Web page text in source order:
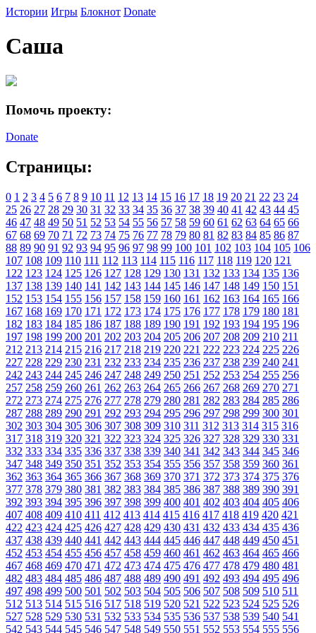
Истории Игры Блокнот Donate
Саша
Помочь проекту:
Donate
Страницы:
0 1 2 3 4 5 6 7 8 9 10 11 12 13 14 15 16 17 18 19 20 21 22 23 24
25 26 27 28 29 30 31 32 33 34 35 36 37 38 39 40 41 42 43 44 45
46 47 48 49 50 51 52 53 54 55 56 57 58 59 60 61 62 63 64 65 66
67 68 69 70 71 72 73 74 75 76 77 78 79 80 81 82 83 84 85 86 87
88 89 90 91 92 93 94 95 96 97 98 99 100 101 102 103 104 105 106
107 108 109 110 111 112 113 114 115 116 117 118 119 120 121
122 123 124 125 126 127 128 129 130 131 132 133 134 135 136
137 138 139 140 141 142 143 144 145 146 147 148 149 150 151
152 153 154 155 156 157 158 159 160 161 162 163 164 165 166
167 168 169 170 171 172 173 174 175 176 177 178 179 180 181
182 183 184 185 186 187 188 189 190 191 192 193 194 195 196
197 198 199 200 201 202 203 204 205 206 207 208 209 210 211
212 213 214 215 216 217 218 219 220 221 222 223 224 225 226
227 228 229 230 231 232 233 234 235 236 237 238 239 240 241
242 243 244 245 246 247 248 249 250 251 252 253 254 255 256
257 258 259 260 261 262 263 264 265 266 267 268 269 270 271
272 273 274 275 276 277 278 279 280 281 282 283 284 285 286
287 288 289 290 291 292 293 294 295 296 297 298 299 300 301
302 303 304 305 306 307 308 309 310 311 312 313 314 315 316
317 318 319 320 321 322 323 324 325 326 327 328 329 330 331
332 333 334 335 336 337 338 339 340 341 342 343 344 345 346
347 348 349 350 351 352 353 354 355 356 357 358 359 360 361
362 363 364 365 366 367 368 369 370 371 372 373 374 375 376
377 378 379 380 381 382 383 384 385 386 387 388 389 390 391
392 393 394 395 396 397 398 399 400 401 402 403 404 405 406
407 408 409 410 411 412 413 414 415 416 417 418 419 420 421
422 423 424 425 426 427 428 429 430 431 432 433 434 435 436
437 438 439 440 441 442 443 444 445 446 447 448 449 450 451
452 453 454 455 456 457 458 459 460 461 462 463 464 465 466
467 468 469 470 471 472 473 474 475 476 477 478 479 480 481
482 483 484 485 486 487 488 489 490 491 492 493 494 495 496
497 498 499 500 501 502 503 504 505 506 507 508 509 510 511
512 513 514 515 516 517 518 519 520 521 522 523 524 525 526
527 528 529 530 531 532 533 534 535 536 537 538 539 540 541
542 543 544 545 546 547 548 549 550 551 552 553 554 555 556